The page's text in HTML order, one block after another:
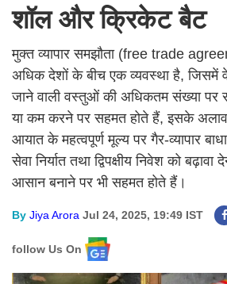
शॉल और क्रिकेट बैट
मुक्त व्यापार समझौता (free trade
अधिक देशों के बीच एक व्यवस्था है, जिसमें वे
जाने वाली वस्तुओं की अधिकतम संख्या पर
या कम करने पर सहमत होते हैं, इसके अलावा
आयात के महत्वपूर्ण मूल्य पर गैर-व्यापार
सेवा निर्यात तथा द्विपक्षीय निवेश को
आसान बनाने पर भी सहमत होते हैं।
By Jiya Arora Jul 24, 2025, 19:49 IST
follow Us On